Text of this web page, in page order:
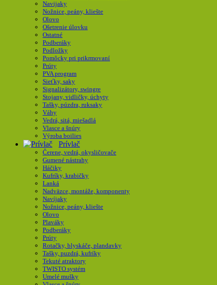
Navijaky
Nožnice, peány, kliešte
Olovo
Ošetrenie úlovku
Ostatné
Podberáky
Podložky
Pomôcky pri prikrmovaní
Prúty
PVA program
Sieťky, saky
Signalizátory, swingre
Stojany, vidličky, úchyty
Tašky, púzdra, ruksaky
Váhy
Vedrá, sitá, miešadlá
Vlasce a šnúry
Výroba boilies
Prívlač
Čerene, vedrá, okysličovače
Gumené nástrahy
Háčiky
Kufríky, krabičky
Lanká
Nadväzce, montáže, komponenty
Navíjaky
Nožnice, peány, kliešte
Olovo
Plaváky
Podberáky
Prúty
Rotačky, blyskáče, plandavky
Tašky, puzdrá, kufríky
Tekuté atraktory
TWISTO systém
Umelé mušky